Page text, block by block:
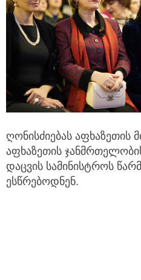
ღონისძიებას აფხაზეთის
აფხაზეთის
დაცვის სამინისტროს
ესწრებოდნენ.